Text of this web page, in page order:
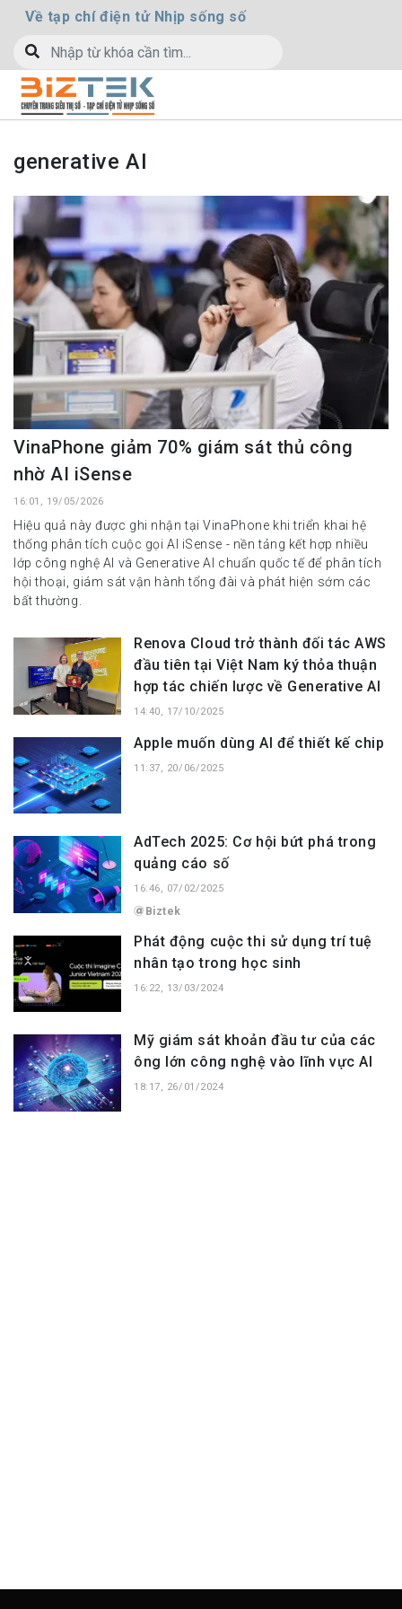
Về tạp chí điện tử Nhịp sống số
generative AI
VinaPhone giảm 70% giám sát thủ công
nhờ AI iSense
16:01, 19/05/2026
Hiệu quả này được ghi nhận tại VinaPhone khi triển khai hệ
thống phân tích cuộc gọi AI iSense - nền tảng kết hợp nhiều
lớp công nghệ AI và Generative AI chuẩn quốc tế để phân tích
hội thoại, giám sát vận hành tổng đài và phát hiện sớm các
bất thường.
Renova Cloud trở thành đối tác AWS
đầu tiên tại Việt Nam ký thỏa thuận
hợp tác chiến lược về Generative AI
14:40, 17/10/2025
Apple muốn dùng AI để thiết kế chip
11:37, 20/06/2025
AdTech 2025: Cơ hội bứt phá trong
quảng cáo số
16:46, 07/02/2025
Biztek
Phát động cuộc thi sử dụng trí tuệ
nhân tạo trong học sinh
16:22, 13/03/2024
Mỹ giám sát khoản đầu tư của các
ông lớn công nghệ vào lĩnh vực AI
18:17, 26/01/2024